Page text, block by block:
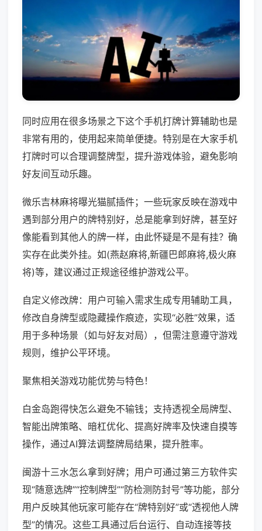
同时应用在很多场景之下这个手机打牌计算辅助也是
非常有用的，使用起来简单便捷。特别是在大家手机
打牌时可以合理调整牌型，提升游戏体验，避免影响
好友间互动乐趣。
微乐吉林麻将曝光猫腻插件；一些玩家反映在游戏中
遇到部分用户的牌特别好，总是能拿到好牌，甚至好
像能看到其他人的牌一样，由此怀疑是不是有挂？确
实存在此类外挂。如(燕赵麻将,新疆巴郎麻将,极火麻
将)等，建议通过正规途径维护游戏公平。
自定义修改牌：用户可输入需求生成专用辅助工具，
修改自身牌型或隐藏操作痕迹，实现“必胜”效果，适
用于多种场景（如与好友对局），但需注意遵守游戏
规则，维护公平环境。
聚焦相关游戏功能优势与特色！
白金岛跑得快怎么避免不输钱；支持透视全局牌型、
智能出牌策略、暗杠优化、提高好牌率及快速自摸等
操作，通过AI算法调整牌局结果，提升胜率。
闽游十三水怎么拿到好牌；用户可通过第三方软件实
现“随意选牌”“控制牌型”“防检测防封号”等功能，部分
用户反映其他玩家可能存在“牌特别好”或“透视他人牌
型”的情况。这些工具通过后台运行、自动连接等技